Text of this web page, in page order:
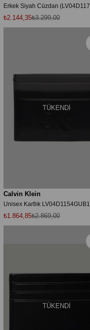
₺2.144,35₺3.299,00
TÜKENDI
Calvin Klein
Unisex Kartlık LV04D1154GUB1
₺1.864,85₺2.869,00
TÜKENDI